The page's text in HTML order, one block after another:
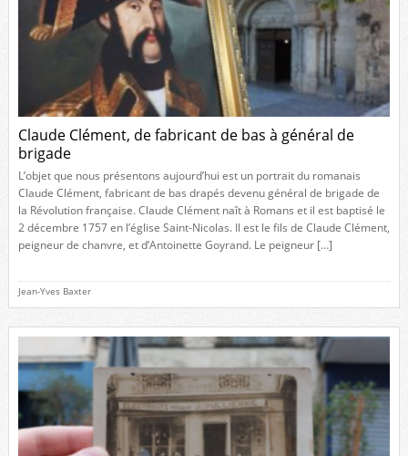
Claude Clément, de fabricant de bas à général de
brigade
L’objet que nous présentons aujourd’hui est un portrait du romanais
Claude Clément, fabricant de bas drapés devenu général de brigade de
la Révolution française. Claude Clément naît à Romans et il est baptisé le
2 décembre 1757 en l’église Saint-Nicolas. Il est le fils de Claude Clément,
peigneur de chanvre, et d’Antoinette Goyrand. Le peigneur […]
Jean-Yves Baxter